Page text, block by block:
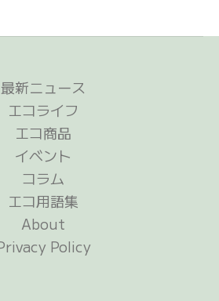
最新ニュース
エコライフ
エコ商品
イベント
コラム
エコ用語集
About
Policy